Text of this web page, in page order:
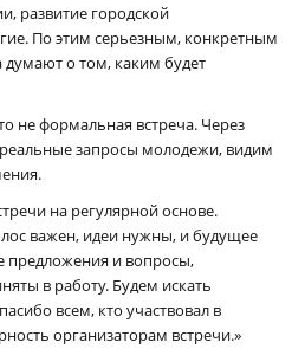
развитие городской
По этим серьезным, конкретным
о том, каким будет
не формальная встреча. Через
запросы молодежи, видим
на регулярной основе.
важен, идеи нужны, и будущее
предложения и вопросы,
в работу. Будем искать
всем, кто участвовал в
организаторам встречи.»